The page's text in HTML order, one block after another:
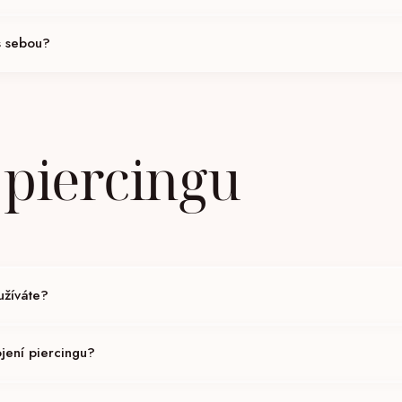
piercingu
piercingu?